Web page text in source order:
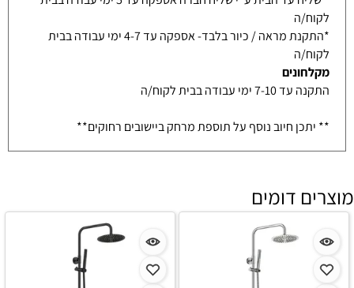
לקוח/ה
*התקנת מראה / כיור בלבד- אספקה עד 4-7 ימי עבודה בבית
לקוח/ה
מקלחונים
התקנה עד 7-10 ימי עבודה בבית לקוח/ה
** יתכן חיוב נוסף על תוספת מרחק ביישובים רחוקים**
מוצרים דומים